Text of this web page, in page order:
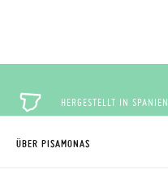
HERGESTELLT IN SPANIEN
ÜBER PISAMONAS